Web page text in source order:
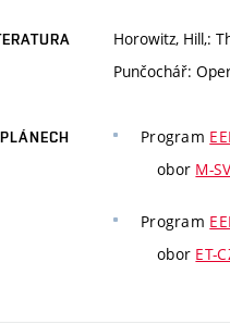
Horowitz, Hill,:
Punčochář:
Program
obor M-
Program
obor ET-